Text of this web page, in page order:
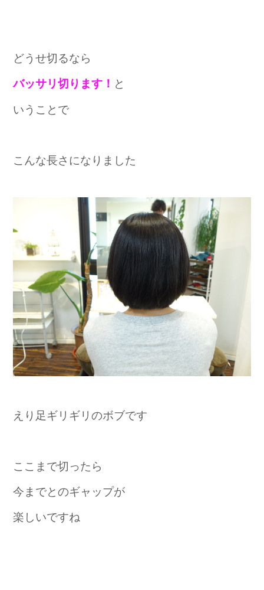
どうせ切るなら
バッサリ切ります！ と
いうことで
こんな長さになりました
えり足ギリギリのボブです
ここまで切ったら
今までとのギャップが
楽しいですね